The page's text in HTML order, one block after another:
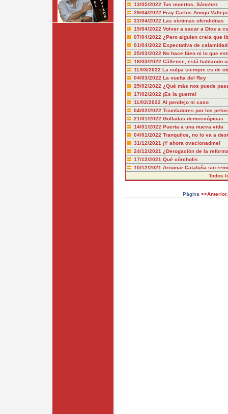
13/05/2022 Tus muertos, Sánchez
29/04/2022 Fray Carlos Amigo
22/04/2022 Las víctimas ofendiditas
15/04/2022 Volver a sacar a Dios a
07/04/2022 ¿Pero alguien creía que
01/04/2022 Expectativa de
25/03/2022 No hace bien ni lo que
18/03/2022 Cállense, está hablando
11/03/2022 La culpa siempre es de
04/03/2022 La vuelta del Rey
25/02/2022 ¿Qué más nos puede
17/02/2022 ¡Es la guerra!
11/02/2022 Al pendejo ni caso
04/02/2022 Triunfadores por los pelos
21/01/2022 Golfadas demoscópicas
14/01/2022 Puerta a una nueva vida
04/01/2022 Tranquilos, no lo va a
31/12/2021 ¡Y ahora ovacionadme!
24/12/2021 ¿Derogación de la
17/12/2021 Qué córcholis
10/12/2021 Arruinar Cataluña sin
Todos
Página